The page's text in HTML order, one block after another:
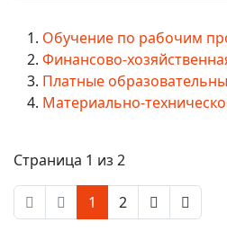
Обучение по рабочим
Финансово-
Платные
Материально-
Страница 1 из 2
1 2